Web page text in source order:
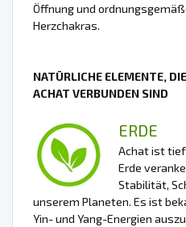
Öffnung und
Herzchakras.
NATÜRLICHE ELEMENTE,
ACHAT VERBUNDEN SIND
ERDE
Achat ist
Erde
Stabilität,
unserem Planeten. Es ist
Yin- und Yang-Energien